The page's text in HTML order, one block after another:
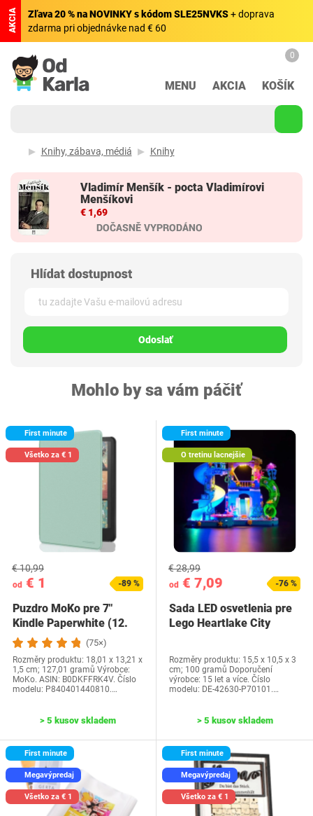
AKCIA Zľava 20 % na NOVINKY s kódom SLE25NVKS+ doprava
zdarma pri objednávke nad € 60
MENU AKCIA
0
KOŠÍK
Knihy, zábava, médiá Knihy
Vladimír Menšík - pocta Vladimírovi
Menšíkovi
€ 1,69
Odoslať
Mohlo by sa vám páčiť
First minute
Všetko za € 1
od € 1
€ 10,99
-89 %
Puzdro MoKo pre 7"
Kindle Paperwhite (12.
generácia-2024) a…
(75×)
Rozměry produktu: 18,01 x 13,21 x
1,5 cm; 127,01 gramů Výrobce:
MoKo. ASIN: B0DKFFRK4V. Číslo
modelu: P840401440810.…
> 5 kusov skladem
First minute
O tretinu lacnejšie
od € 7,09
€ 28,99
-76 %
Sada LED osvetlenia pre
Lego Heartlake City
Rozměry produktu: 15,5 x 10,5 x 3
cm; 100 gramů Doporučení
výrobce: 15 let a více. Číslo
modelu: DE-42630-P70101.…
> 5 kusov skladem
First minute
Megavýpredaj
Všetko za € 1
First minute
Megavýpredaj
Všetko za € 1